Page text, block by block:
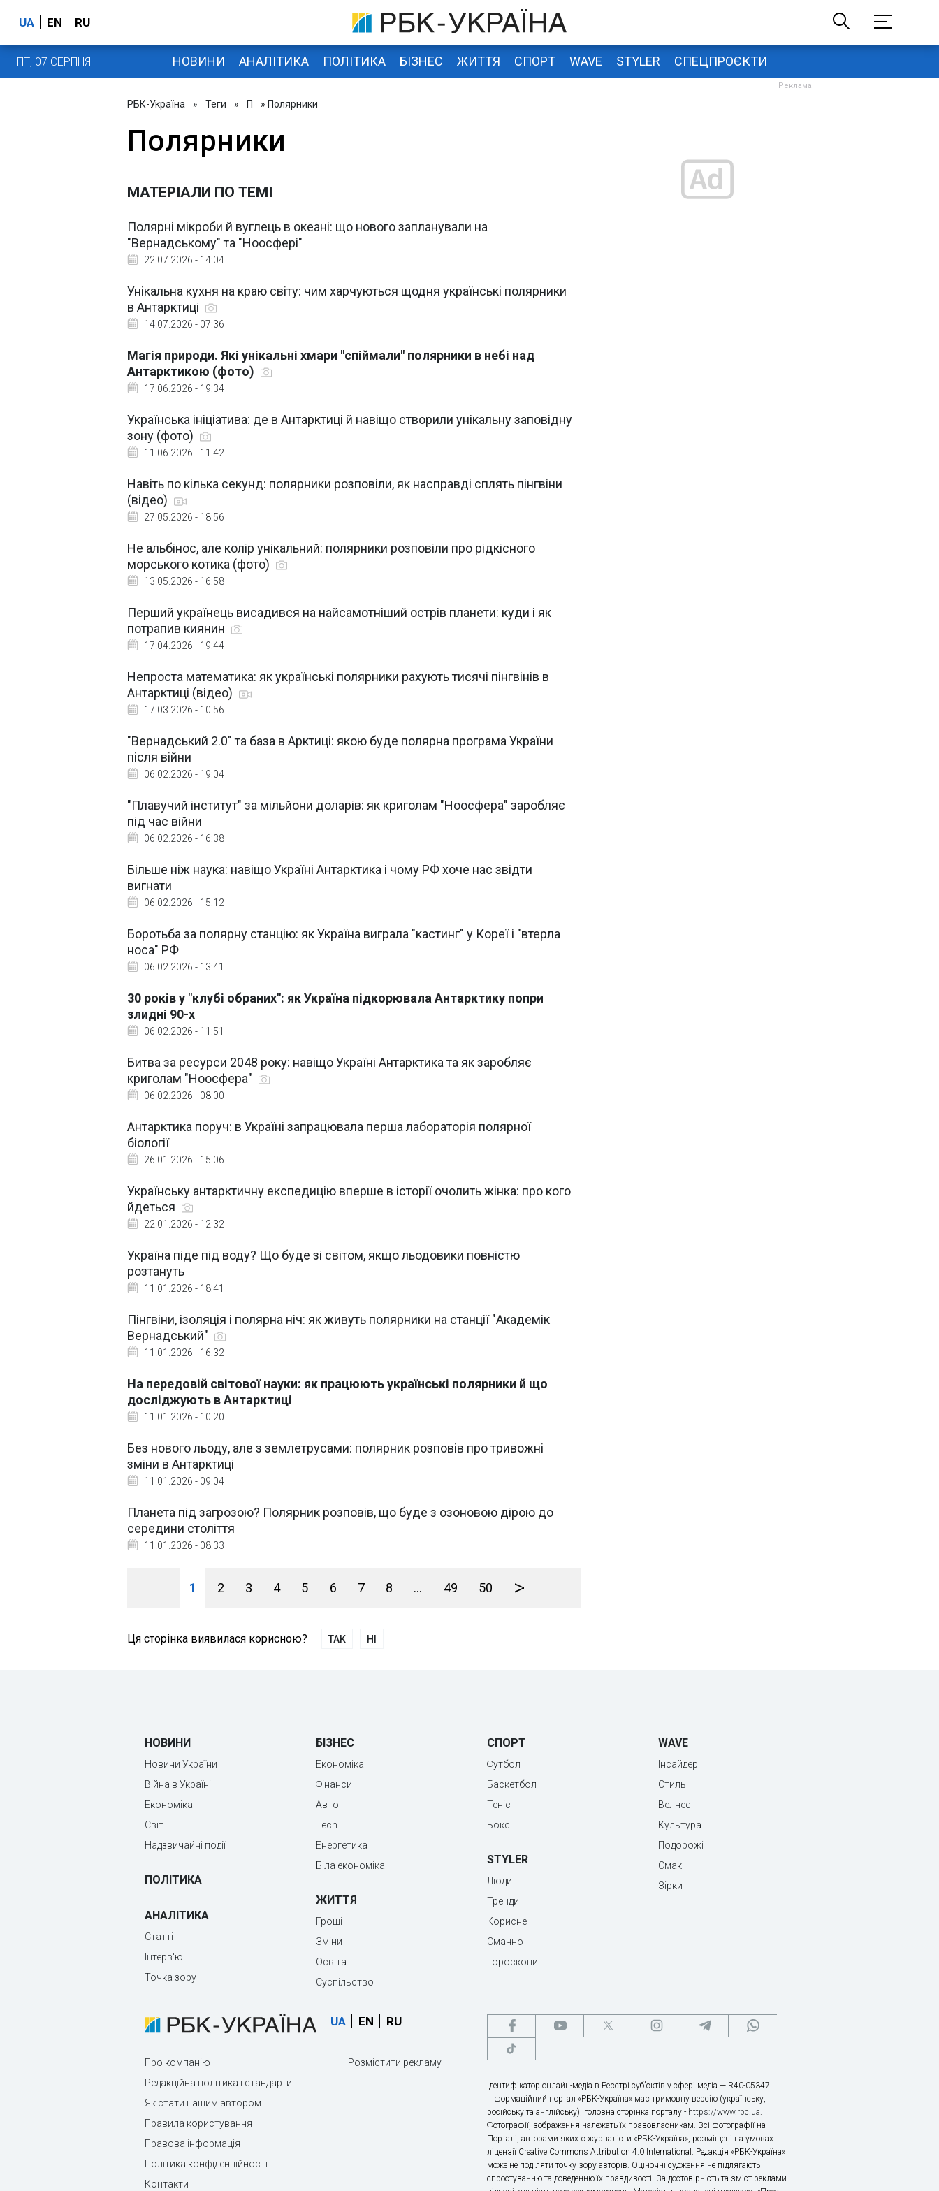
UA EN RU
ПТ, 07 СЕРПНЯ НОВИНИ АНАЛІТИКА ПОЛІТИКА БІЗНЕС ЖИТТЯ СПОРТ WAVE STYLER СПЕЦПРОЄКТИ
РБК-Україна » Теги » П » Полярники
Полярники
МАТЕРІАЛИ ПО ТЕМІ
Полярні мікроби й вуглець в океані: що нового запланували на
"Вернадському" та "Ноосфері"
22.07.2026 - 14:04
Унікальна кухня на краю світу: чим харчуються щодня українські полярники
в Антарктиці
14.07.2026 - 07:36
Магія природи. Які унікальні хмари "спіймали" полярники в небі над
Антарктикою (фото)
17.06.2026 - 19:34
Українська ініціатива: де в Антарктиці й навіщо створили унікальну заповідну
зону (фото)
11.06.2026 - 11:42
Навіть по кілька секунд: полярники розповіли, як насправді сплять пінгвіни
(відео)
27.05.2026 - 18:56
Не альбінос, але колір унікальний: полярники розповіли про рідкісного
морського котика (фото)
13.05.2026 - 16:58
Перший українець висадився на найсамотніший острів планети: куди і як
потрапив киянин
17.04.2026 - 19:44
Непроста математика: як українські полярники рахують тисячі пінгвінів в
Антарктиці (відео)
17.03.2026 - 10:56
"Вернадський 2.0" та база в Арктиці: якою буде полярна програма України
після війни
06.02.2026 - 19:04
"Плавучий інститут" за мільйони доларів: як криголам "Ноосфера" заробляє
під час війни
06.02.2026 - 16:38
Більше ніж наука: навіщо Україні Антарктика і чому РФ хоче нас звідти
вигнати
06.02.2026 - 15:12
Боротьба за полярну станцію: як Україна виграла "кастинг" у Кореї і "втерла
носа" РФ
06.02.2026 - 13:41
30 років у "клубі обраних": як Україна підкорювала Антарктику попри
злидні 90-х
06.02.2026 - 11:51
Битва за ресурси 2048 року: навіщо Україні Антарктика та як заробляє
криголам "Ноосфера"
06.02.2026 - 08:00
Антарктика поруч: в Україні запрацювала перша лабораторія полярної
біології
26.01.2026 - 15:06
Українську антарктичну експедицію вперше в історії очолить жінка: про кого
йдеться
22.01.2026 - 12:32
Україна піде під воду? Що буде зі світом, якщо льодовики повністю
розтануть
11.01.2026 - 18:41
Пінгвіни, ізоляція і полярна ніч: як живуть полярники на станції "Академік
Вернадський"
11.01.2026 - 16:32
На передовій світової науки: як працюють українські полярники й що
досліджують в Антарктиці
11.01.2026 - 10:20
Без нового льоду, але з землетрусами: полярник розповів про тривожні
зміни в Антарктиці
11.01.2026 - 09:04
Планета під загрозою? Полярник розповів, що буде з озоновою дірою до
середини століття
11.01.2026 - 08:33
1 2 3 4 5 6 7 8 ... 49 50 >
Ця сторінка виявилася корисною? ТАК НІ
НОВИНИ
Новини України
Війна в Україні
Економіка
Світ
Надзвичайні події
ПОЛІТИКА
АНАЛІТИКА
Статті
Інтерв'ю
Точка зору
БІЗНЕС
Економіка
Фінанси
Авто
Tech
Енергетика
Біла економіка
ЖИТТЯ
Гроші
Зміни
Освіта
Суспільство
СПОРТ
Футбол
Баскетбол
Теніс
Бокс
STYLER
Люди
Тренди
Корисне
Смачно
Гороскопи
WAVE
Інсайдер
Стиль
Велнес
Культура
Подорожі
Смак
Зірки
UA EN RU
Про компанію
Редакційна політика і стандарти
Як стати нашим автором
Правила користування
Правова інформація
Політика конфіденційності
Контакти
Розмістити рекламу
Ідентифікатор онлайн-медіа в Реєстрі суб’єктів у сфері медіа — R40-05347
Інформаційний портал «РБК-Україна» має тримовну версію (українську,
російську та англійську), головна сторінка порталу - https://www.rbc.ua.
Фотографії, зображення належать їх правовласникам. Всі фотографії на
Порталі, авторами яких є журналісти «РБК-Україна», розміщені на умовах
ліцензії Creative Commons Attribution 4.0 International. Редакція «РБК-Україна»
може не поділяти точку зору авторів. Оціночні судження не підлягають
спростуванню та доведенню їх правдивості. За достовірність та зміст реклами